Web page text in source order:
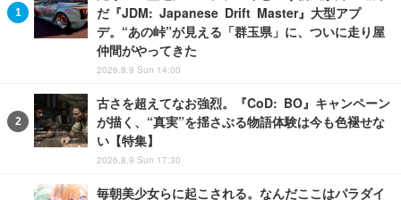
だ『JDM: Japanese Drift Master』大型アプ
デ。“あの峠”が見える「群玉県」に、ついに走り屋
仲間がやってきた
2026.8.9 Sun 14:00
古さを超えてなお強烈。『CoD: BO』キャンペーン
が描く、“真実”を揺さぶる物語体験は今も色褪せな
い【特集】
2026.8.9 Sun 17:30
毎朝美少女らに起こされる。なんだここはパラダイ